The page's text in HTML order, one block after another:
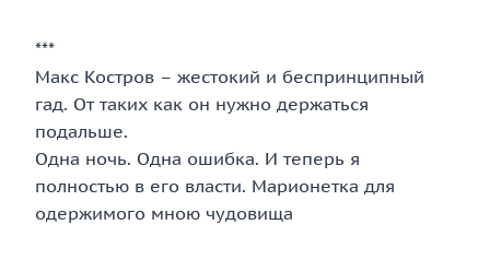
***
Макс Костров – жестокий и беспринципный
гад. От таких как он нужно держаться
подальше.
Одна ночь. Одна ошибка. И теперь я
полностью в его власти. Марионетка для
одержимого мною чудовища